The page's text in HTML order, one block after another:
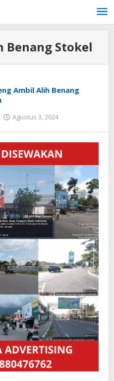
Benang Stokel
Ambil Alih Benang
Agustus 3, 2024